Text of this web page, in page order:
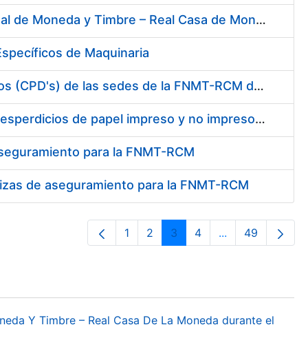
Contratación del Suministro de Gas Natural para la Fábrica Nacional de Moneda y Timbre – Real Casa de Moneda, en sus centros de trabajo de Madrid y Burgos
de Maquinaria
Conexión mediante fibra óptica de los centros de proceso de datos (CPD's) de las sedes de la FNMT-RCM de Burgos y Madrid
Contratación de enajenación y retirada de recortes sobrantes y desperdicios de papel impreso y no impreso durante el año 2022
para la FNMT-RCM
de aseguramiento para la FNMT-RCM
Página
1 Página
2 Página
3 Página
4 ...PáginasPágina
49
Y Timbre – Real Casa De La Moneda durante el